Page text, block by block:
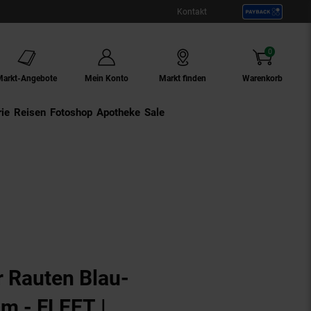
Kontakt
Angebote Mein Konto Markt finden Warenkorb
0
Artikel
Externer Link:
Reisen Externer Link:
Fotoshop Externer Link:
Apotheke Sale
Blau-